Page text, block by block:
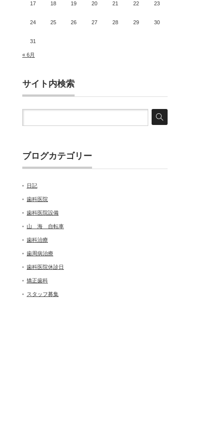
17 18 19 20 21 22 23
24 25 26 27 28 29 30
31
« 6月
サイト内検索
ブログカテゴリー
日記
歯科医院
歯科医院設備
山 海 自転車
歯科治療
歯周病治療
歯科医院休診日
矯正歯科
スタッフ募集